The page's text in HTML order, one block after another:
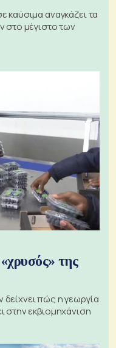
καύσιμα αναγκάζει τα
στο μέγιστο των
της
πώς η γεωργία
στην εκβιομηχάνιση